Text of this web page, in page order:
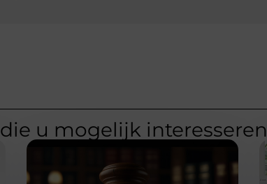
die u mogelijk interesseren